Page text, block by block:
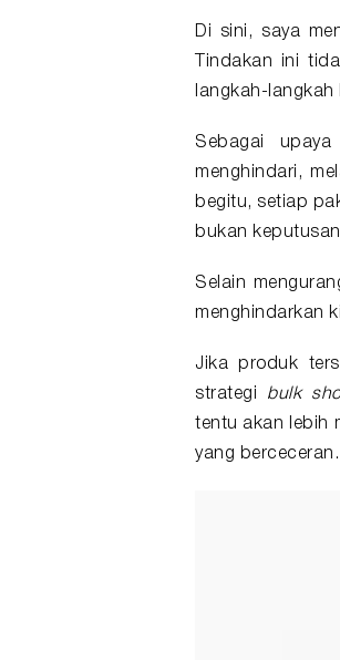
Di sini, saya
Tindakan ini
langkah-langkah
Sebagai
menghindari,
begitu, setiap
bukan
Selain
menghindarkan
Jika produk
strategi bulk
tentu akan lebih
yang berceceran.